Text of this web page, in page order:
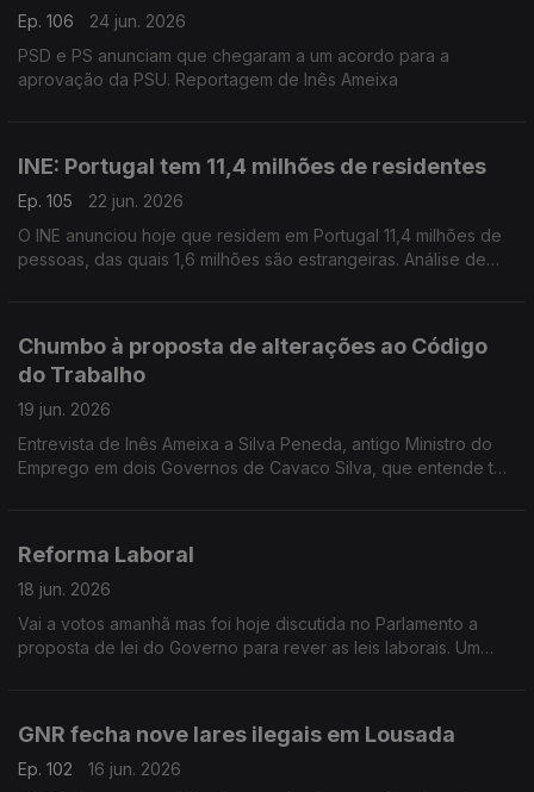
Ep. 106
24 jun. 2026
PSD e PS anunciam que chegaram a um acordo para a
aprovação da PSU. Reportagem de Inês Ameixa
INE: Portugal tem 11,4 milhões de residentes
Ep. 105
22 jun. 2026
O INE anunciou hoje que residem em Portugal 11,4 milhões de
pessoas, das quais 1,6 milhões são estrangeiras. Análise de
Chumbo à proposta de alterações ao Código
do Trabalho
19 jun. 2026
Entrevista de Inês Ameixa a Silva Peneda, antigo Ministro do
Emprego em dois Governos de Cavaco Silva, que entende ter
Reforma Laboral
18 jun. 2026
Vai a votos amanhã mas foi hoje discutida no Parlamento a
proposta de lei do Governo para rever as leis laborais. Um
GNR fecha nove lares ilegais em Lousada
Ep. 102
16 jun. 2026